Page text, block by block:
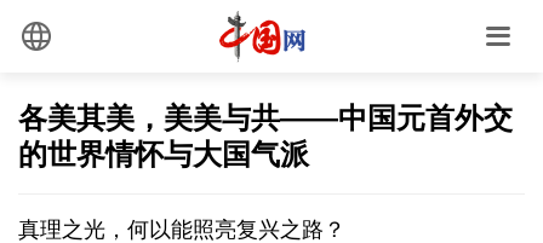
各美其美，美美与共——中国元首外交
的世界情怀与大国气派
真理之光，何以能照亮复兴之路？